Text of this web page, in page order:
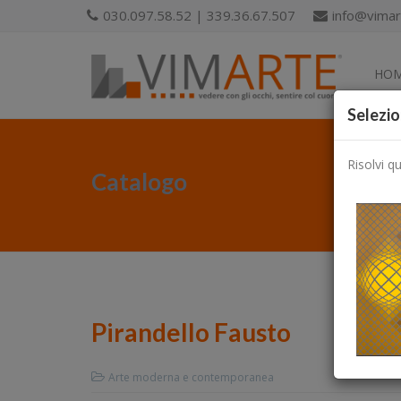
030.097.58.52 | 339.36.67.507
Catalogo
Pirandello Fausto
Arte moderna e contemporanea
Risolvi